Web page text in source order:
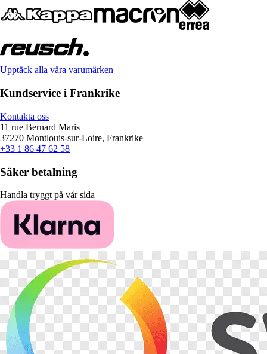
Upptäck alla våra varumärken
Kundservice i Frankrike
Kontakta oss
11 rue Bernard Maris
37270 Montlouis-sur-Loire, Frankrike
+33 1 86 47 62 58
Säker betalning
Handla tryggt på vår sida